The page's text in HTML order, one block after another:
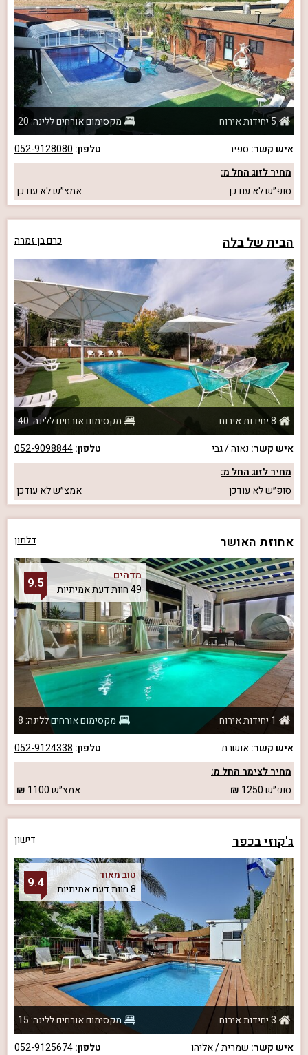
5 יחידות אירוח
מקסימום אורחים ללינה: 20
איש קשר: ספיר טלפון: 052-9128080
מחיר לזוג החל מ:
סופ״שלא עודכן אמצ״שלא עודכן
הבית של בלה כרם בן זמרה
8 יחידות אירוח
מקסימום אורחים ללינה: 40
איש קשר: נאוה / גבי טלפון:052-9098844
מחיר לזוג החל מ:
סופ״שלא עודכן אמצ״שלא עודכן
אחוזת האושר דלתון
מדהים
49 חוות דעת אמיתיות
9.5
1 יחידות אירוח
מקסימום אורחים ללינה: 8
איש קשר:אושרת טלפון: 052-9124338
מחיר לצימר החל מ:
סופ״ש1250 אמצ״ש1100
ג'קוזי בכפר דישון
טוב מאוד
8 חוות דעת אמיתיות
9.4
3 יחידות אירוח
מקסימום אורחים ללינה: 15
איש קשר: שמרית / אליהו טלפון:052-9125674